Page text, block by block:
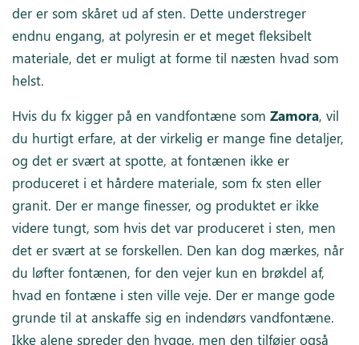
der er som skåret ud af sten. Dette understreger
endnu engang, at polyresin er et meget fleksibelt
materiale, det er muligt at forme til næsten hvad som
helst.
Hvis du fx kigger på en vandfontæne somZamora, vil
du hurtigt erfare, at der virkelig er mange fine detaljer,
og det er svært at spotte, at fontænen ikke er
produceret i et hårdere materiale, som fx sten eller
granit. Der er mange finesser, og produktet er ikke
videre tungt, som hvis det var produceret i sten, men
det er svært at se forskellen. Den kan dog mærkes, når
du løfter fontænen, for den vejer kun en brøkdel af,
hvad en fontæne i sten ville veje. Der er mange gode
grunde til at anskaffe sig en indendørs vandfontæne.
Ikke alene spreder den hygge, men den tilføjer også